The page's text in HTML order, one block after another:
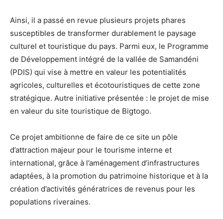
Ainsi, il a passé en revue plusieurs projets phares
susceptibles de transformer durablement le paysage
culturel et touristique du pays. Parmi eux, le Programme
de Développement intégré de la vallée de Samandéni
(PDIS) qui vise à mettre en valeur les potentialités
agricoles, culturelles et écotouristiques de cette zone
stratégique. Autre initiative présentée : le projet de mise
en valeur du site touristique de Bigtogo.
Ce projet ambitionne de faire de ce site un pôle
d’attraction majeur pour le tourisme interne et
international, grâce à l’aménagement d’infrastructures
adaptées, à la promotion du patrimoine historique et à la
création d’activités génératrices de revenus pour les
populations riveraines.